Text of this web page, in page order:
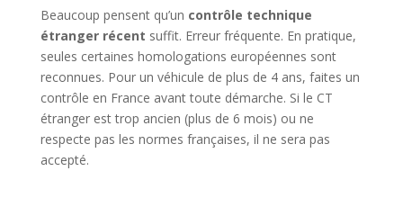
Beaucoup pensent qu’un contrôle technique
étranger récent suffit. Erreur fréquente. En pratique,
seules certaines homologations européennes sont
reconnues. Pour un véhicule de plus de 4 ans, faites un
contrôle en France avant toute démarche. Si le CT
étranger est trop ancien (plus de 6 mois) ou ne
respecte pas les normes françaises, il ne sera pas
accepté.